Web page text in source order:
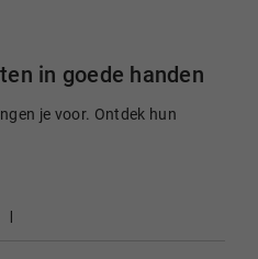
in goede handen
je voor. Ontdek hun